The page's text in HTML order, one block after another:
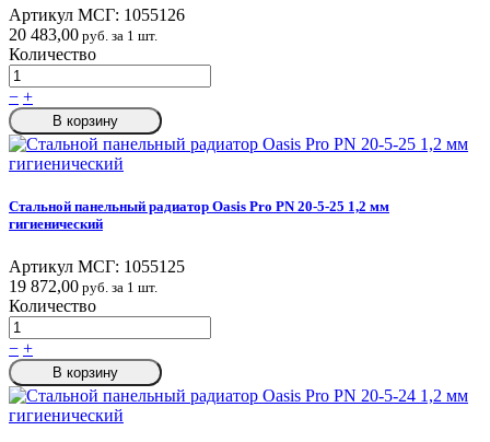
Артикул МСГ: 1055126
20 483,00 руб. за 1 шт.
Количество
− +
В корзину
Стальной панельный радиатор Oasis Pro PN 20-5-25 1,2 мм
гигиенический
Артикул МСГ: 1055125
19 872,00 руб. за 1 шт.
Количество
− +
В корзину